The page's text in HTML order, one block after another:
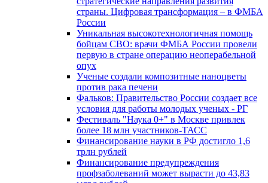
страны. Цифровая трансформация – в ФМБА
России
Уникальная высокотехнологичная помощь
бойцам СВО: врачи ФМБА России провели
первую в стране операцию неоперабельной
опух
Ученые создали композитные наноцветы
против рака печени
Фальков: Правительство России создает все
условия для работы молодых ученых - РГ
Фестиваль "Наука 0+" в Москве привлек
более 18 млн участников-ТАСС
Финансирование науки в РФ достигло 1,6
трлн рублей
Финансирование предупреждения
профзаболеваний может вырасти до 43,83